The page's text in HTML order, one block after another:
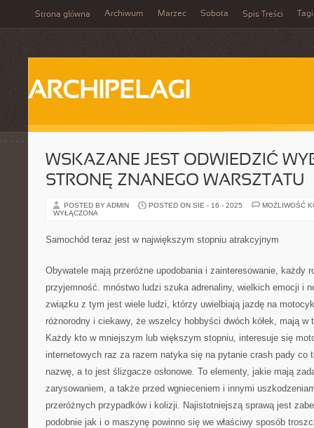
Strona główna Archiwum Marzec Sobota Spis Treści Tagi
ARCHIPELAGI
WSKAZANE JEST ODWIEDZIĆ
STRONĘ ZNANEGO WARSZTATU
POSTED BY ADMIN POSTED ON SIE - 16 - 2025
MOŻLIWOŚĆ
WYŁĄCZONA
Samochód teraz jest w największym stopniu atrakcyjnym
Obywatele mają przeróżne upodobania i zainteresowanie, każdy
przyjemność. mnóstwo ludzi szuka adrenaliny, wielkich emocji i
związku z tym jest wiele ludzi, którzy uwielbiają jazdę na
różnorodny i ciekawy, że wszelcy hobbyści dwóch kółek, mają
Każdy kto w mniejszym lub większym stopniu, interesuje się
internetowych raz za razem natyka się na pytanie crash pady co
nazwę, a to jest ślizgacze osłonowe. To elementy, jakie mają
zarysowaniem, a także przed wgnieceniem i innymi
przeróżnych przypadków i kolizji. Najistotniejszą sprawą jest
podobnie jak i o maszynę powinno się we właściwy sposób